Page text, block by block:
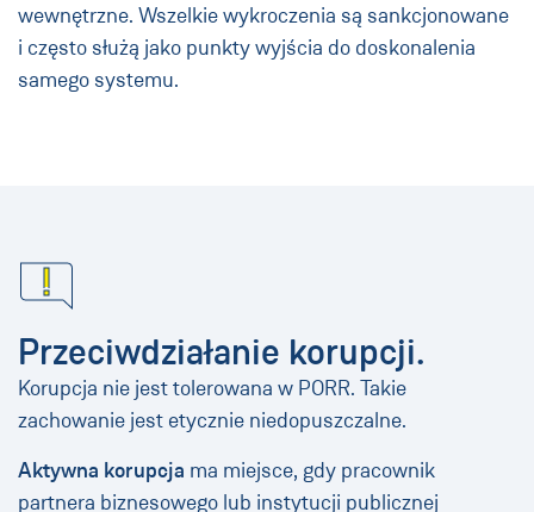
wewnętrzne. Wszelkie wykroczenia są sankcjonowane
i często służą jako punkty wyjścia do doskonalenia
samego systemu.
Przeciwdziałanie korupcji.
Korupcja nie jest tolerowana w PORR. Takie
zachowanie jest etycznie niedopuszczalne.
Aktywna korupcja ma miejsce, gdy pracownik
partnera biznesowego lub instytucji publicznej